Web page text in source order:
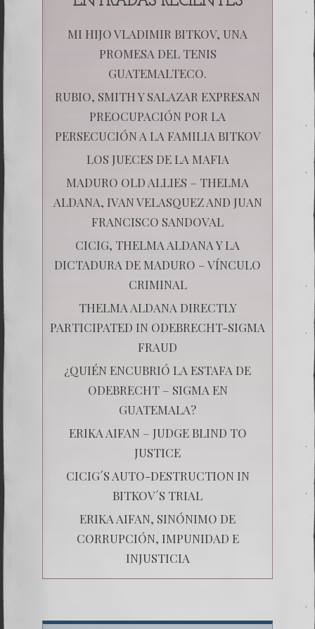
MI HIJO VLADIMIR BITKOV, UNA
PROMESA DEL TENIS
GUATEMALTECO.
RUBIO, SMITH Y SALAZAR EXPRESAN
PREOCUPACIÓN POR LA
PERSECUCIÓN A LA FAMILIA BITKOV
LOS JUECES DE LA MAFIA
MADURO OLD ALLIES – THELMA
ALDANA, IVAN VELASQUEZ AND JUAN
FRANCISCO SANDOVAL
CICIG, THELMA ALDANA Y LA
DICTADURA DE MADURO – VÍNCULO
CRIMINAL
THELMA ALDANA DIRECTLY
PARTICIPATED IN ODEBRECHT-SIGMA
FRAUD
¿QUIÉN ENCUBRIÓ LA ESTAFA DE
ODEBRECHT – SIGMA EN
GUATEMALA?
ERIKA AIFAN – JUDGE BLIND TO
JUSTICE
CICIG´S AUTO-DESTRUCTION IN
BITKOV´S TRIAL
ERIKA AIFAN, SINÓNIMO DE
CORRUPCIÓN, IMPUNIDAD E
INJUSTICIA